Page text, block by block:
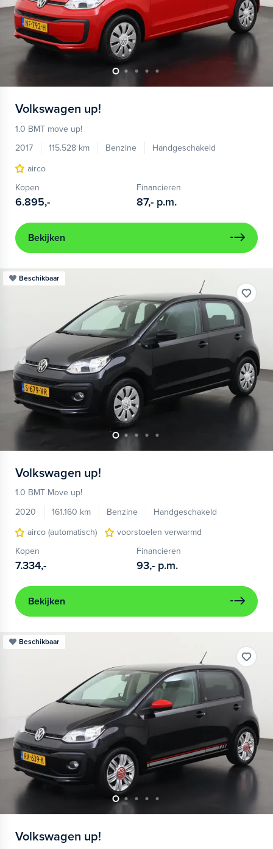
Volkswagen up!
1.0 BMT move up!
2017
115.528 km Benzine
Handgeschakeld
airco
Kopen
6.895,-
Financieren
87,- p.m.
Bekijken
Beschikbaar
Volkswagen up!
1.0 BMT Move up!
2020
161.160 km Benzine
Handgeschakeld
airco (automatisch)
voorstoelen verwarmd
Kopen
7.334,-
Financieren
93,- p.m.
Bekijken
Beschikbaar
Volkswagen up!